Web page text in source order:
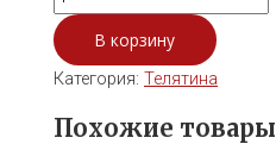
В корзину
Категория:Телятина
Похожие товары